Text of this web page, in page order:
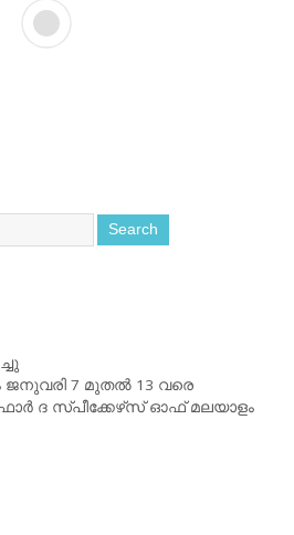
7 മുതല്‍ 13 വരെ
ദ സ്പീക്കേഴ്‌സ് ഓഫ് മലയാളം